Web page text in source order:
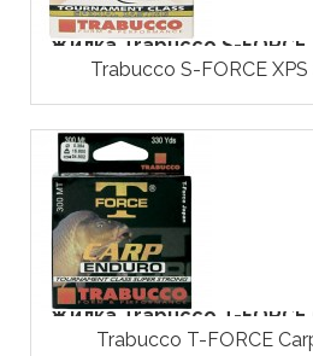
Жилка Trabucco S-FORCE
Trabucco S-FORCE XPS
Жилка Trabucco T-
Trabucco T-FORCE